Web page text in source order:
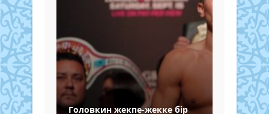
Головкин жекпе-жекке бір